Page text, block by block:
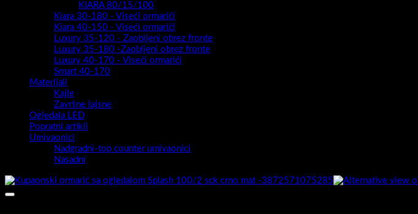
KIARA 80/15/100
Kiara 30-180 - Viseći ormarići
Kiara 40-150 - Viseći ormarići
Luxury 35-120 - Zaobljeni obrez fronte
Luxury 35-180 -Zaobljeni obrez fronte
Luxury 40-170 - Viseći ormarići
Smart 40-170
Materijali
Kajle
Završne lajsne
Ogledala LED
Popratni artikli
Umivaonici
Nadgradni-top counter umivaonici
Nasadni